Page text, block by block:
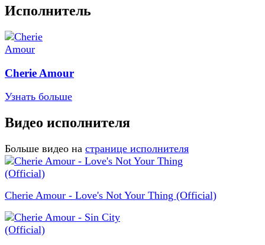
Исполнитель
Cherie Amour
Узнать больше
Видео исполнителя
Больше видео на странице исполнителя
Cherie Amour - Love's Not Your Thing (Official)